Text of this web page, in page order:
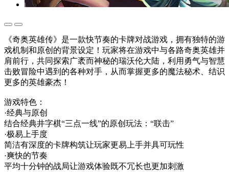
《奇奥英雄传》是一款快节奏的卡牌对战游戏，拥有独特的游
戏机制和原创的背景设定！玩家将在游戏中与各路奇奥英雄并
肩前行，共同探索广袤而神秘的瑞沃伦大陆，利用勇气与智慧
击败冒险中遇到的各种对手，从而掌握更多的魔法秘术、结识
更多的英雄豪杰！
游戏特色：
·经典与原创
结合经典井字棋“三点一线”的原创玩法：“联击”
·极易上手度
简洁有深度的卡牌构筑让玩家更易上手并具可玩性
·爽快的节奏
平均十分钟的战局让游戏体验既不冗长也更加刺激